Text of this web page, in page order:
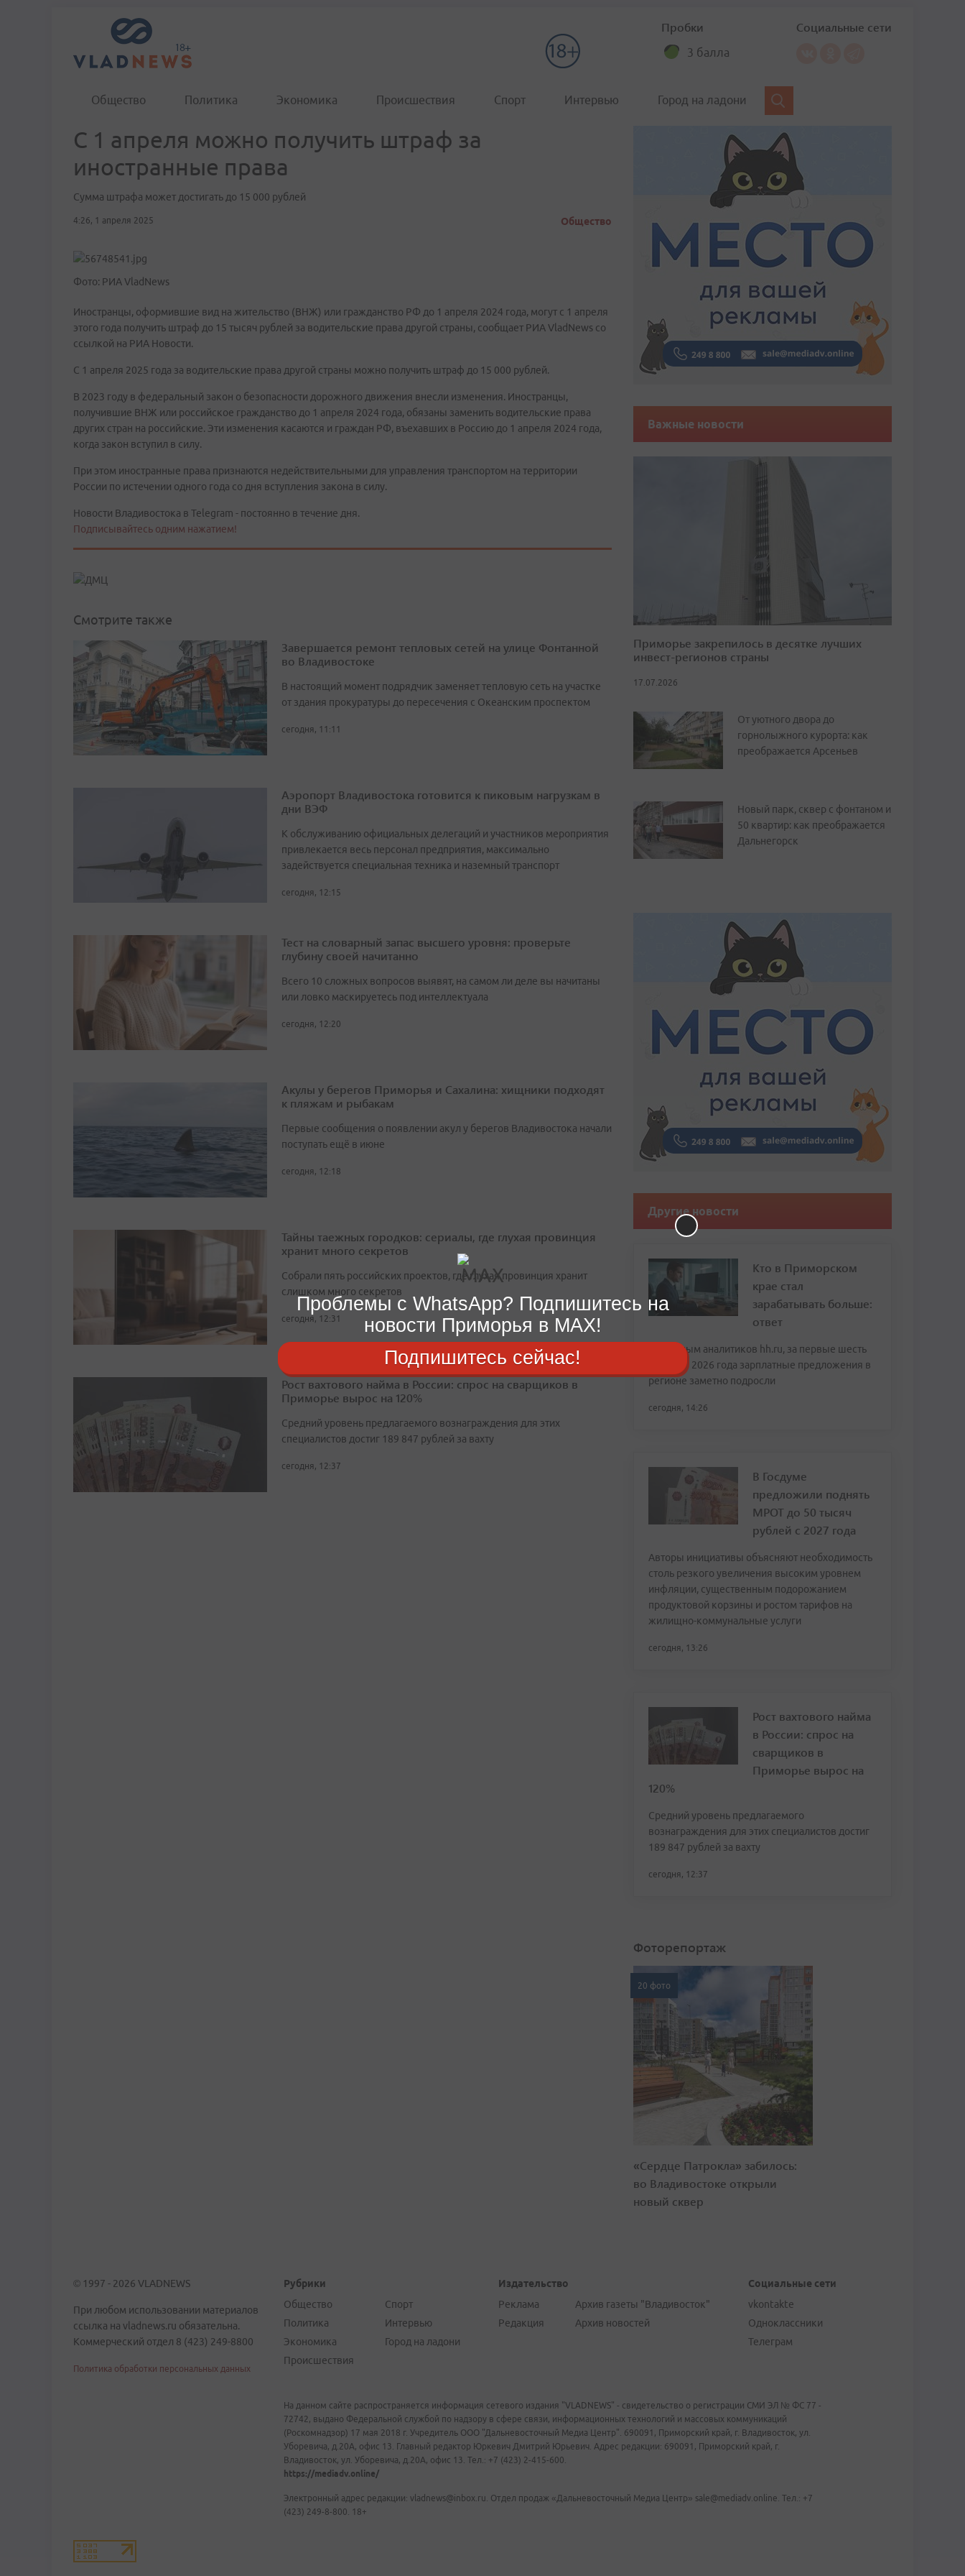
Пробки
3 балла
Социальные сети
Общество Политика Экономика Происшествия Спорт Интервью Город на ладони
С 1 апреля можно получить штраф за
иностранные права
Сумма штрафа может достигать до 15 000 рублей
4:26, 1 апреля 2025 Общество
Фото: РИА VladNews
Иностранцы, оформившие вид на жительство (ВНЖ) или гражданство РФ до 1 апреля 2024 года, могут с 1 апреля
этого года получить штраф до 15 тысяч рублей за водительские права другой страны, сообщает РИА VladNews со
ссылкой на РИА Новости.
С 1 апреля 2025 года за водительские права другой страны можно получить штраф до 15 000 рублей.
В 2023 году в федеральный закон о безопасности дорожного движения внесли изменения. Иностранцы,
получившие ВНЖ или российское гражданство до 1 апреля 2024 года, обязаны заменить водительские права
других стран на российские. Эти изменения касаются и граждан РФ, въехавших в Россию до 1 апреля 2024 года,
когда закон вступил в силу.
При этом иностранные права признаются недействительными для управления транспортом на территории
России по истечении одного года со дня вступления закона в силу.
Новости Владивостока в Telegram - постоянно в течение дня.
Подписывайтесь одним нажатием!
Смотрите также
Завершается ремонт тепловых сетей на улице Фонтанной
во Владивостоке
В настоящий момент подрядчик заменяет тепловую сеть на участке
от здания прокуратуры до пересечения с Океанским проспектом
сегодня, 11:11
Аэропорт Владивостока готовится к пиковым нагрузкам в
дни ВЭФ
К обслуживанию официальных делегаций и участников мероприятия
привлекается весь персонал предприятия, максимально
задействуется специальная техника и наземный транспорт
сегодня, 12:15
Тест на словарный запас высшего уровня: проверьте
глубину своей начитанно
Всего 10 сложных вопросов выявят, на самом ли деле вы начитаны
или ловко маскируетесь под интеллектуала
сегодня, 12:20
Акулы у берегов Приморья и Сахалина: хищники подходят
к пляжам и рыбакам
Первые сообщения о появлении акул у берегов Владивостока начали
поступать ещё в июне
сегодня, 12:18
Тайны таежных городков: сериалы, где глухая провинция
хранит много секретов
Собрали пять российских проектов, где глухая провинция хранит
слишком много секретов
сегодня, 12:31
Рост вахтового найма в России: спрос на сварщиков в
Приморье вырос на 120%
Средний уровень предлагаемого вознаграждения для этих
специалистов достиг 189 847 рублей за вахту
сегодня, 12:37
Важные новости
Приморье закрепилось в десятке лучших
инвест-регионов страны
17.07.2026
От уютного двора до
горнолыжного курорта: как
преображается Арсеньев
Новый парк, сквер с фонтаном и
50 квартир: как преображается
Дальнегорск
Другие новости
Кто в Приморском
крае стал
зарабатывать больше:
ответ
По данным аналитиков hh.ru, за первые шесть
месяцев 2026 года зарплатные предложения в
регионе заметно подросли
сегодня, 14:26
В Госдуме
предложили поднять
МРОТ до 50 тысяч
рублей с 2027 года
Авторы инициативы объясняют необходимость
столь резкого увеличения высоким уровнем
инфляции, существенным подорожанием
продуктовой корзины и ростом тарифов на
жилищно-коммунальные услуги
сегодня, 13:26
Рост вахтового найма
в России: спрос на
сварщиков в
Приморье вырос на
120%
Средний уровень предлагаемого
вознаграждения для этих специалистов достиг
189 847 рублей за вахту
сегодня, 12:37
Фоторепортаж
20 фото
«Сердце Патрокла» забилось:
во Владивостоке открыли
новый сквер
© 1997 - 2026 VLADNEWS
При любом использовании материалов
ссылка на vladnews.ru обязательна.
Коммерческий отдел 8 (423) 249-8800
Политика обработки персональных данных
Рубрики
Общество
Политика
Экономика
Происшествия
Спорт
Интервью
Город на ладони
Издательство
Реклама
Редакция
Архив газеты "Владивосток"
Архив новостей
Социальные сети
vkontakte
Одноклассники
Телеграм
На данном сайте распространяется информация сетевого издания "VLADNEWS" - свидетельство о регистрации СМИ ЭЛ № ФС 77 -
72742, выдано Федеральной службой по надзору в сфере связи, информационных технологий и массовых коммуникаций
(Роскомнадзор) 17 мая 2018 г. Учредитель ООО "Дальневосточный Медиа Центр". 690091, Приморский край, г. Владивосток, ул.
Уборевича, д.20А, офис 13. Главный редактор Юркевич Дмитрий Юрьевич. Адрес редакции: 690091, Приморский край, г.
Владивосток, ул. Уборевича, д.20А, офис 13. Тел.: +7 (423) 2-415-600.
https://mediadv.online/
Электронный адрес редакции: vladnews@inbox.ru. Отдел продаж «Дальневосточный Медиа Центр» sale@mediadv.online. Тел.: +7
(423) 249-8-800. 18+
Проблемы с WhatsApp? Подпишитесь на
новости Приморья в MAX!
Подпишитесь сейчас!